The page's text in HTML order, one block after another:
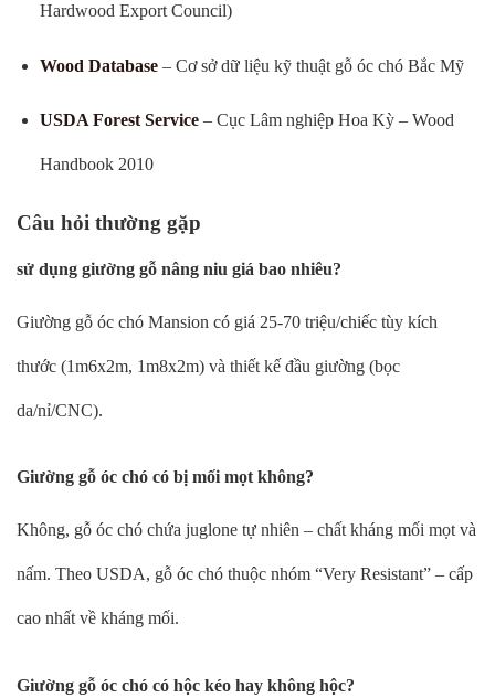
Hardwood Export Council)
Wood Database– Cơ sở dữ liệu kỹ thuật gỗ óc chó Bắc Mỹ
USDA Forest Service– Cục Lâm nghiệp Hoa Kỳ – Wood
Handbook 2010
Câu hỏi thường gặp
sử dụng giường gỗ nâng niu giá bao nhiêu?
Giường gỗ óc chó Mansion có giá 25-70 triệu/chiếc tùy kích
thước (1m6x2m, 1m8x2m) và thiết kế đầu giường (bọc
da/nỉ/CNC).
Giường gỗ óc chó có bị mối mọt không?
Không, gỗ óc chó chứa juglone tự nhiên – chất kháng mối mọt và
nấm. Theo USDA, gỗ óc chó thuộc nhóm “Very Resistant” – cấp
cao nhất về kháng mối.
Giường gỗ óc chó có hộc kéo hay không hộc?